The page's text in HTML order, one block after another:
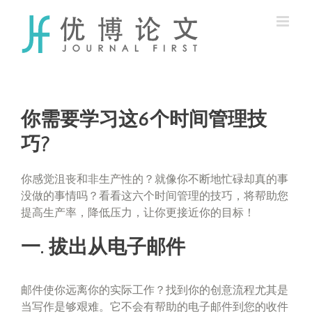
content
你需要学习这6个时间管理技
巧?
你感觉沮丧和非生产性的？就像你不断地忙碌却真的事
没做的事情吗？看看这六个时间管理的技巧，将帮助您
提高生产率，降低压力，让你更接近你的目标！
一. 拔出从电子邮件
邮件使你远离你的实际工作？找到你的创意流程尤其是
当写作是够艰难。它不会有帮助的电子邮件到您的收件